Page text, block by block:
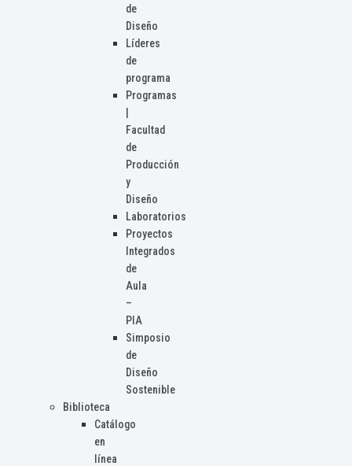
de
Diseño
Líderes
de
programa
Programas
Facultad
de
Producción
y
Diseño
Laboratorios
Proyectos
Integrados
de
Aula
–
PIA
Simposio
de
Diseño
Sostenible
Biblioteca
Catálogo
en
línea